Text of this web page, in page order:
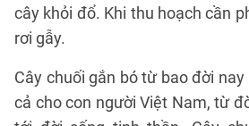
cây khỏi đổ. Khi thu hoạch cần
rơi gẫy.
Cây chuối gắn bó từ bao đời
cả cho con người Việt Nam, từ